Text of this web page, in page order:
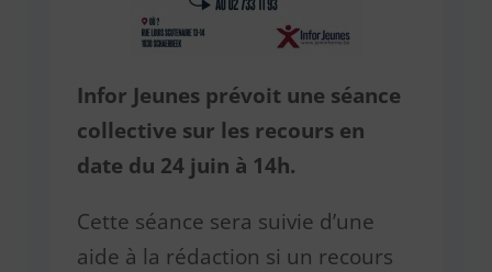
Infor Jeunes prévoit une séance
collective sur les recours en
date du 24 juin à 14h.
Cette séance sera suivie d’une
aide à la rédaction si un recours